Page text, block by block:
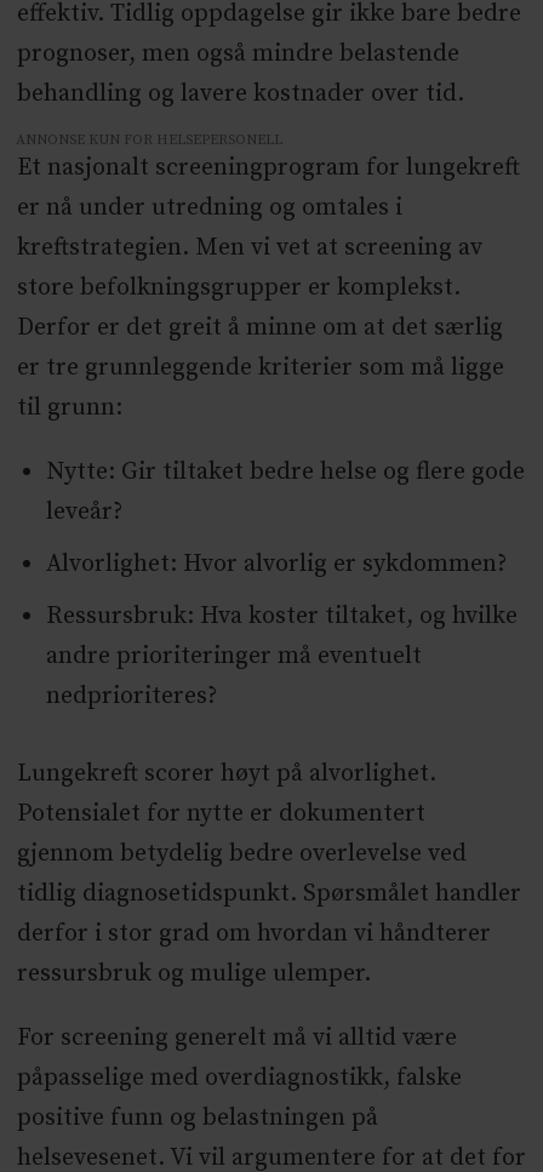
effektiv. Tidlig oppdagelse gir ikke bare bedre
prognoser, men også mindre belastende
behandling og lavere kostnader over tid.
ANNONSE KUN FOR HELSEPERSONELL
Et nasjonalt screeningprogram for lungekreft
er nå under utredning og omtales i
kreftstrategien. Men vi vet at screening av
store befolkningsgrupper er komplekst.
Derfor er det greit å minne om at det særlig
er tre grunnleggende kriterier som må ligge
til grunn:
Nytte: Gir tiltaket bedre helse og flere gode
leveår?
Alvorlighet: Hvor alvorlig er sykdommen?
Ressursbruk: Hva koster tiltaket, og hvilke
andre prioriteringer må eventuelt
nedprioriteres?
Lungekreft scorer høyt på alvorlighet.
Potensialet for nytte er dokumentert
gjennom betydelig bedre overlevelse ved
tidlig diagnosetidspunkt. Spørsmålet handler
derfor i stor grad om hvordan vi håndterer
ressursbruk og mulige ulemper.
For screening generelt må vi alltid være
påpasselige med overdiagnostikk, falske
positive funn og belastningen på
helsevesenet. Vi vil argumentere for at det for